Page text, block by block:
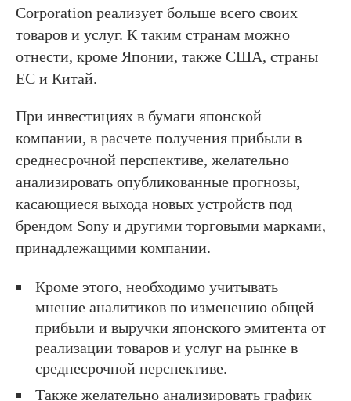
Corporation реализует больше всего своих
товаров и услуг. К таким странам можно
отнести, кроме Японии, также США, страны
ЕС и Китай.
При инвестициях в бумаги японской
компании, в расчете получения прибыли в
среднесрочной перспективе, желательно
анализировать опубликованные прогнозы,
касающиеся выхода новых устройств под
брендом Sony и другими торговыми марками,
принадлежащими компании.
Кроме этого, необходимо учитывать
мнение аналитиков по изменению общей
прибыли и выручки японского эмитента от
реализации товаров и услуг на рынке в
среднесрочной перспективе.
Также желательно анализировать график